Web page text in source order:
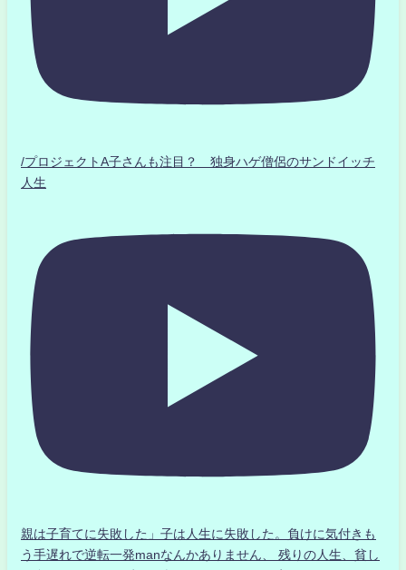
/プロジェクトA子さんも注目？ 独身ハゲ僧侶のサンドイッチ
人生
親は子育てに失敗した」子は人生に失敗した。負けに気付きも
う手遅れで逆転一発manなんかありません、 残りの人生、貧し